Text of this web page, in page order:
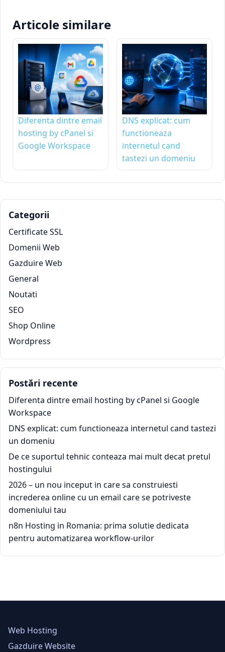
Articole similare
Diferenta dintre email
hosting by cPanel si
Google Workspace
DNS explicat: cum
functioneaza
internetul cand
tastezi un domeniu
Categorii
Certificate SSL
Domenii Web
Gazduire Web
General
Noutati
SEO
Shop Online
Wordpress
Postări recente
Diferenta dintre email hosting by cPanel si Google
Workspace
DNS explicat: cum functioneaza internetul cand tastezi
un domeniu
De ce suportul tehnic conteaza mai mult decat pretul
hostingului
2026 – un nou inceput in care sa construiesti
increderea online cu un email care se potriveste
domeniului tau
n8n Hosting in Romania: prima solutie dedicata
pentru automatizarea workflow-urilor
Web Hosting
Gazduire Website